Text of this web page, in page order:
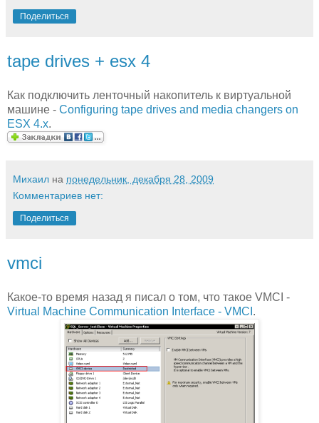
Поделиться
tape drives + esx 4
Как подключить ленточный накопитель к виртуальной
машине - Configuring tape drives and media changers on
ESX 4.x.
Михаил на понедельник, декабря 28, 2009
Комментариев нет:
Поделиться
vmci
Какое-то время назад я писал о том, что такое VMCI -
Virtual Machine Communication Interface - VMCI .